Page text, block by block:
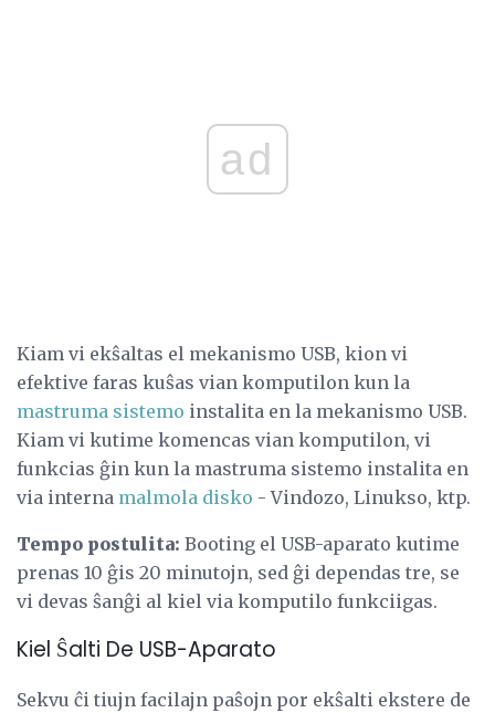
ad
Kiam vi ekŝaltas el mekanismo USB, kion vi
efektive faras kuŝas vian komputilon kun la
mastruma sistemo instalita en la mekanismo USB.
Kiam vi kutime komencas vian komputilon, vi
funkcias ĝin kun la mastruma sistemo instalita en
via interna malmola disko - Vindozo, Linukso, ktp.
Tempo postulita: Booting el USB-aparato kutime
prenas 10 ĝis 20 minutojn, sed ĝi dependas tre, se
vi devas ŝanĝi al kiel via komputilo funkciigas.
Kiel Ŝalti De USB-Aparato
Sekvu ĉi tiujn facilajn paŝojn por ekŝalti ekstere de